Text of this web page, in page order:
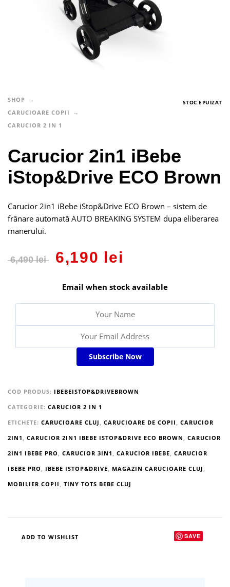
SHOP
CARUCIOARE COPII
CARUCIOR 2 IN 1
STOC EPUIZAT
Carucior 2in1 iBebe
iStop&Drive ECO Brown
Carucior 2in1 iBebe iStop&Drive ECO Brown – sistem de
frânare automată AUTO BREAKING SYSTEM dupa eliberarea
manerului.
6,490lei 6,190 lei
Email when stock available
Subscribe Now
COD PRODUS: IBEBEISTOP&DRIVEBROWN
CATEGORIE: CARUCIOR 2 IN 1
ETICHETE: CARUCIOARE CLUJ , CARUCIOARE DE COPII , CARUCIOR
2IN1 , CARUCIOR 2IN1 IBEBE ISTOP&DRIVE ECO BROWN , CARUCIOR
2IN1 IBEBE PRO , CARUCIOR 3IN1 , CARUCIOR IBEBE, CARUCIOR
IBEBE PRO , IBEBE ISTOP&DRIVE, MAGAZIN CARUCIOARE CLUJ ,
MOBILIER COPII , TINY TOTS BEBE CLUJ
ADD TO WISHLIST SAVE